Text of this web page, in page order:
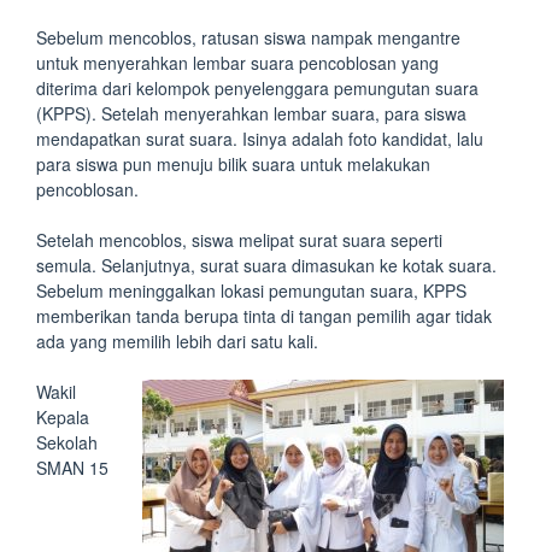
Sebelum mencoblos, ratusan siswa nampak mengantre
untuk menyerahkan lembar suara pencoblosan yang
diterima dari kelompok penyelenggara pemungutan suara
(KPPS). Setelah menyerahkan lembar suara, para siswa
mendapatkan surat suara. Isinya adalah foto kandidat, lalu
para siswa pun menuju bilik suara untuk melakukan
pencoblosan.
Setelah mencoblos, siswa melipat surat suara seperti
semula. Selanjutnya, surat suara dimasukan ke kotak suara.
Sebelum meninggalkan lokasi pemungutan suara, KPPS
memberikan tanda berupa tinta di tangan pemilih agar tidak
ada yang memilih lebih dari satu kali.
Wakil
Kepala
Sekolah
SMAN 15